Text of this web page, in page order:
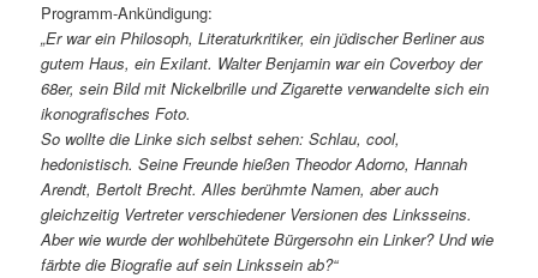
Programm-Ankündigung:
„Er war ein Philosoph, Literaturkritiker, ein jüdischer Berliner aus
gutem Haus, ein Exilant. Walter Benjamin war ein Coverboy der
68er, sein Bild mit Nickelbrille und Zigarette verwandelte sich ein
ikonografisches Foto.
So wollte die Linke sich selbst sehen: Schlau, cool,
hedonistisch. Seine Freunde hießen Theodor Adorno, Hannah
Arendt, Bertolt Brecht. Alles berühmte Namen, aber auch
gleichzeitig Vertreter verschiedener Versionen des Linksseins.
Aber wie wurde der wohlbehütete Bürgersohn ein Linker? Und wie
färbte die Biografie auf sein Linkssein ab?“